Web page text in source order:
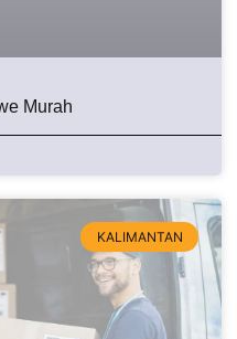
Murah
KALIMANTAN